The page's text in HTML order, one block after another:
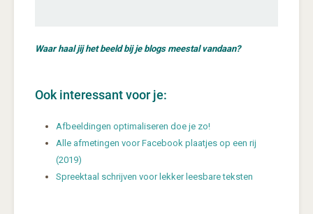
Waar haal jij het beeld bij je blogs meestal vandaan?
Ook interessant voor je:
Afbeeldingen optimaliseren doe je zo!
Alle afmetingen voor Facebook plaatjes op een rij
(2019)
Spreektaal schrijven voor lekker leesbare teksten